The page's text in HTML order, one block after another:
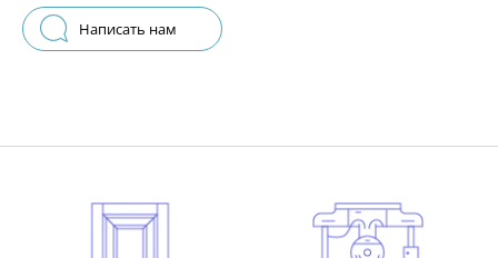
Написать нам